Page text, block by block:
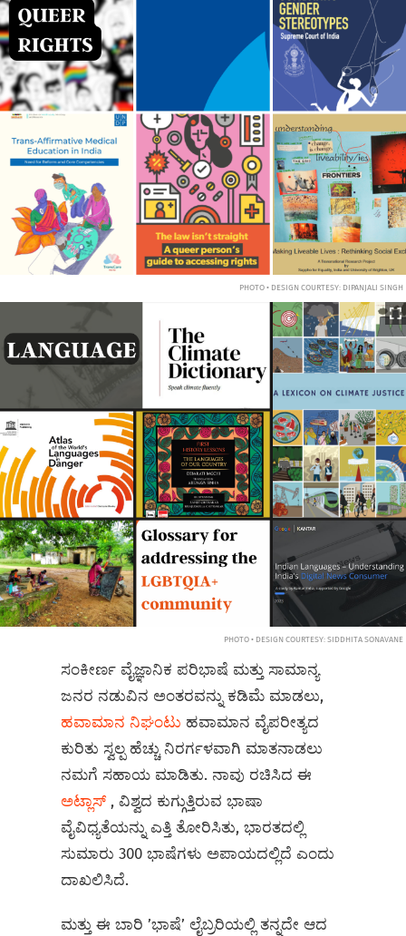
PHOTO • DESIGN COURTESY: DIPANJALI SINGH
PHOTO • DESIGN COURTESY: SIDDHITA SONAVANE
ಸಂಕೀರ್ಣ ವೈಜ್ಞಾನಿಕ ಪರಿಭಾಷೆ ಮತ್ತು ಸಾಮಾನ್ಯ
ಜನರ ನಡುವಿನ ಅಂತರವನ್ನು ಕಡಿಮೆ ಮಾಡಲು,
ಹವಾಮಾನ ನಿಘಂಟು ಹವಾಮಾನ ವೈಪರೀತ್ಯದ
ಕುರಿತು ಸ್ವಲ್ಪ ಹೆಚ್ಚು ನಿರರ್ಗಳವಾಗಿ ಮಾತನಾಡಲು
ನಮಗೆ ಸಹಾಯ ಮಾಡಿತು. ನಾವು ರಚಿಸಿದ ಈ
ಅಟ್ಲಾಸ್ , ವಿಶ್ವದ ಕುಗ್ಗುತ್ತಿರುವ ಭಾಷಾ
ವೈವಿಧ್ಯತೆಯನ್ನು ಎತ್ತಿ ತೋರಿಸಿತು, ಭಾರತದಲ್ಲಿ
ಸುಮಾರು 300 ಭಾಷೆಗಳು ಅಪಾಯದಲ್ಲಿದೆ ಎಂದು
ದಾಖಲಿಸಿದೆ.
ಮತ್ತು ಈ ಬಾರಿ ʼಭಾಷೆʼ ಲೈಬ್ರರಿಯಲ್ಲಿ ತನ್ನದೇ ಆದ